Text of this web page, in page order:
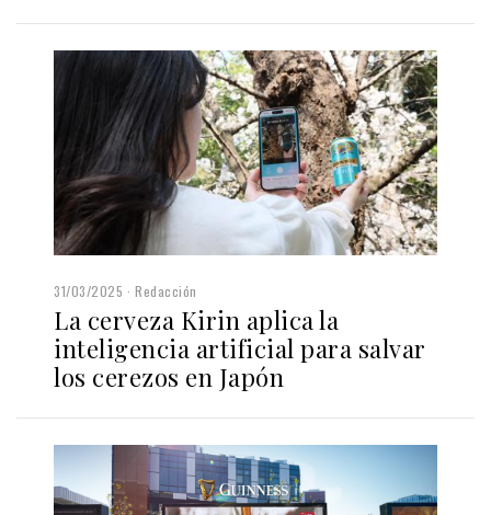
31/03/2025 Redacción
La cerveza Kirin aplica la
inteligencia artificial para salvar
los cerezos en Japón